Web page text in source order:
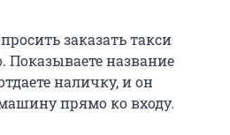
заказать такси
Показываете название
наличку, и он
прямо ко входу.